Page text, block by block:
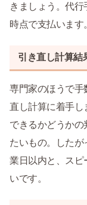
きましょう。代
時点で支払います。
引き直し計算結
専門家のほうで手
直し計算に着手
できるかどうかの
たいもの。した
業日以内と、スピ
いです。